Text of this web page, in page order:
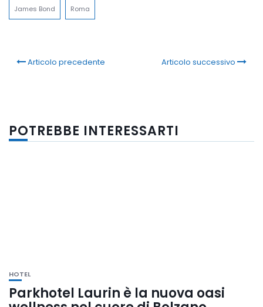
James Bond Roma
Articolo precedente Articolo successivo
POTREBBE INTERESSARTI
HOTEL
Parkhotel Laurin è la nuova oasi